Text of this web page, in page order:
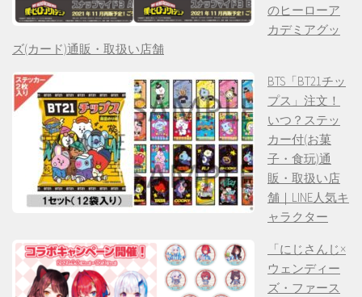
のヒーローア
カデミアグッ
ズ(カード)通販・取扱い店舗
BTS「BT21チッ
プス」注文！
いつ？ステッ
カー付(お菓
子・食玩)通
販・取扱い店
舗｜LINE人気キ
ャラクター
「にじさんじ×
ウェンディー
ズ・ファース